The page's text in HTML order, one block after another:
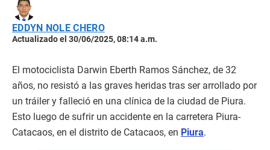
EDDYN NOLE CHERO
Actualizado el 30/06/2025, 08:14 a.m.
El motociclista Darwin Eberth Ramos Sánchez, de 32
años, no resistó a las graves heridas tras ser arrollado por
un tráiler y falleció en una clínica de la ciudad de Piura.
Esto luego de sufrir un accidente en la carretera Piura-
Catacaos, en el distrito de Catacaos, en Piura.